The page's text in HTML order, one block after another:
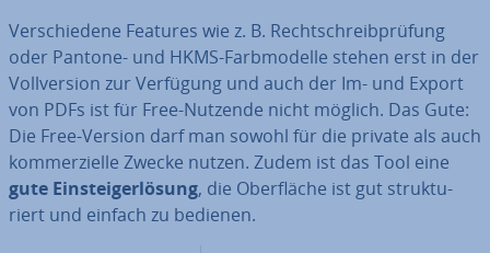
Ver­schie­de­ne Features wie z. B. Recht­schreib­prü­fung
oder Pantone- und HKMS-Farb­mo­del­le stehen erst in der
Voll­ver­si­on zur Verfügung und auch der Im- und Export
von PDFs ist für Free-Nutzende nicht möglich. Das Gute:
Die Free-Version darf man sowohl für die private als auch
kom­mer­zi­el­le Zwecke nutzen. Zudem ist das Tool eine
gute Ein­stei­ger­lö­sung, die Ober­flä­che ist gut struk­tu­
riert und einfach zu bedienen.